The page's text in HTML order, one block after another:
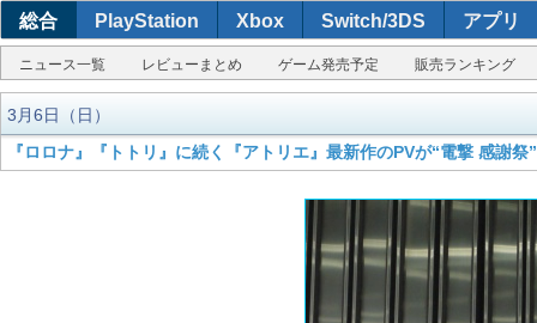
総合 PlayStation Xbox Switch/3DS アプリ
ニュース一覧 レビューまとめ ゲーム発売予定 販売ランキング
3月6日（日）
『ロロナ』『トトリ』に続く『アトリエ』最新作のPVが“電撃 感謝祭